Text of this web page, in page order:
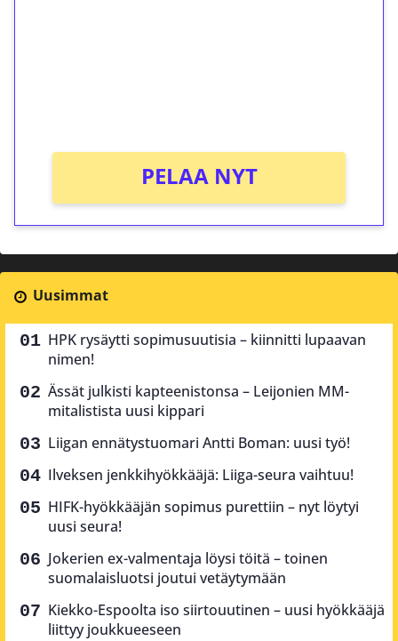
PELAA NYT
Uusimmat
HPK rysäytti sopimusuutisia – kiinnitti lupaavan
nimen!
Ässät julkisti kapteenistonsa – Leijonien MM-
mitalistista uusi kippari
Liigan ennätystuomari Antti Boman: uusi työ!
Ilveksen jenkkihyökkääjä: Liiga-seura vaihtuu!
HIFK-hyökkääjän sopimus purettiin – nyt löytyi
uusi seura!
Jokerien ex-valmentaja löysi töitä – toinen
suomalaisluotsi joutui vetäytymään
Kiekko-Espoolta iso siirtouutinen – uusi hyökkääjä
liittyy joukkueeseen